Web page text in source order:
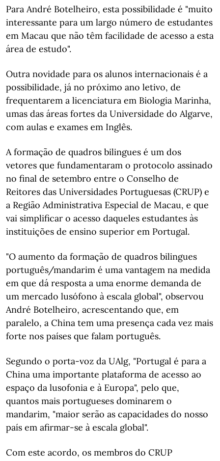
Para André Botelheiro, esta possibilidade é "muito
interessante para um largo número de estudantes
em Macau que não têm facilidade de acesso a esta
área de estudo".
Outra novidade para os alunos internacionais é a
possibilidade, já no próximo ano letivo, de
frequentarem a licenciatura em Biologia Marinha,
umas das áreas fortes da Universidade do Algarve,
com aulas e exames em Inglês.
A formação de quadros bilingues é um dos
vetores que fundamentaram o protocolo assinado
no final de setembro entre o Conselho de
Reitores das Universidades Portuguesas (CRUP) e
a Região Administrativa Especial de Macau, e que
vai simplificar o acesso daqueles estudantes às
instituições de ensino superior em Portugal.
"O aumento da formação de quadros bilingues
português/mandarim é uma vantagem na medida
em que dá resposta a uma enorme demanda de
um mercado lusófono à escala global", observou
André Botelheiro, acrescentando que, em
paralelo, a China tem uma presença cada vez mais
forte nos países que falam português.
Segundo o porta-voz da UAlg, "Portugal é para a
China uma importante plataforma de acesso ao
espaço da lusofonia e à Europa", pelo que,
quantos mais portugueses dominarem o
mandarim, "maior serão as capacidades do nosso
país em afirmar-se à escala global".
Com este acordo, os membros do CRUP